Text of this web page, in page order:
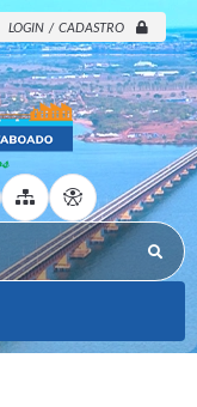
LOGIN / CADASTRO